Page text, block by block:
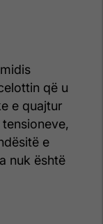
që u
e quajtur
e
nuk është